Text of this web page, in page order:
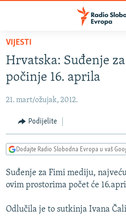
Pređite
glavni
sadržaj
Pređite
na
navigaciju
Pređite
na
BOSNA I HERCEGOVINA
SRBIJA
KOSOVO
CRNA GORA
VIDEO
FOTOGALERIJE
INFOGRAFIKE
PODCASTI
RAT U UKRAJINI
KINA NA BALKANU
RSE PRIČE IZ SVIJETA
VIJESTI
Hrvatska: Suđenje
počinje 16. aprila
21. mart/ožujak, 2012.
Podijelite
Dodajte Radio Slobodna Evropa u vaš
Suđenje za Fimi mediju,
ovim prostorima počet će
Odlučila je to sutkinja Ivana